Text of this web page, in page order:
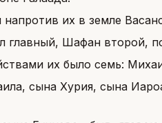
их в земле
главный, Шафан второй,
их было семь:
сына Хурия, сына